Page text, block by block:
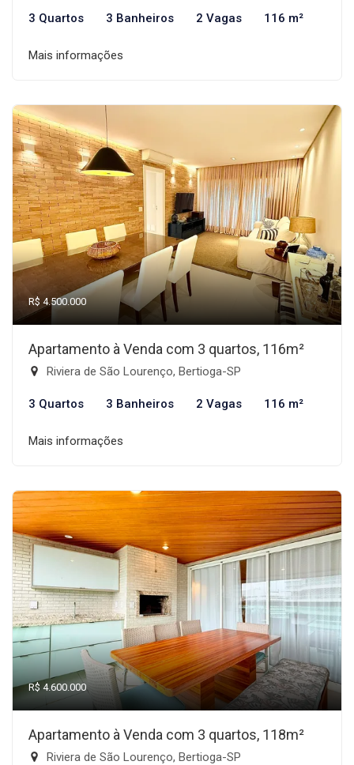
3 Quartos 3 Banheiros 2 Vagas 116 m²
Mais informações
R$ 4.500.000
Apartamento à Venda com 3 quartos, 116m²
Riviera de São Lourenço, Bertioga-SP
3 Quartos 3 Banheiros 2 Vagas 116 m²
Mais informações
R$ 4.600.000
Apartamento à Venda com 3 quartos, 118m²
Riviera de São Lourenço, Bertioga-SP